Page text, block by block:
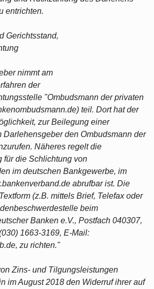
entrichten.
Gerichtsstand,
nimmt am
der
"Ombudsmann der privaten
teil. Dort hat der
zur Beilegung einer
Darlehensgeber den Ombudsmann der
Näheres regelt die
für die Schlichtung von
im deutschen Bankgewerbe, im
abrufbar ist. Die
(z.B. mittels Brief, Telefax oder
beim
Banken e.V., Postfach 040307,
1663-3169, E-Mail:
zu richten."
Zins- und Tilgungsleistungen
im August 2018 den Widerruf ihrer auf